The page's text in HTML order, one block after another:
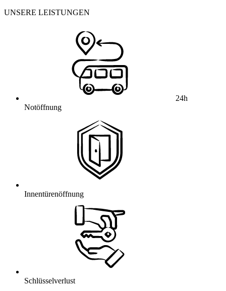
UNSERE LEISTUNGEN
24h
Notöffnung
Innentürenöffnung
Schlüsselverlust